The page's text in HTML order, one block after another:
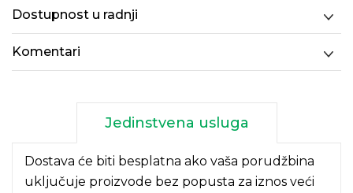
Dostupnost u radnji
Komentari
Jedinstvena usluga
Dostava će biti besplatna ako vaša porudžbina
uključuje proizvode bez popusta za iznos veći